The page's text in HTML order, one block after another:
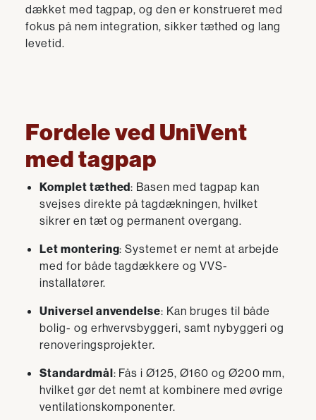
dækket med tagpap, og den er konstrueret med
fokus på nem integration, sikker tæthed og lang
levetid.
Fordele ved UniVent
med tagpap
Komplet tæthed: Basen med tagpap kan
svejses direkte på tagdækningen, hvilket
sikrer en tæt og permanent overgang.
Let montering: Systemet er nemt at arbejde
med for både tagdækkere og VVS-
installatører.
Universel anvendelse: Kan bruges til både
bolig- og erhvervsbyggeri, samt nybyggeri og
renoveringsprojekter.
Standardmål: Fås i Ø125, Ø160 og Ø200 mm,
hvilket gør det nemt at kombinere med øvrige
ventilationskomponenter.